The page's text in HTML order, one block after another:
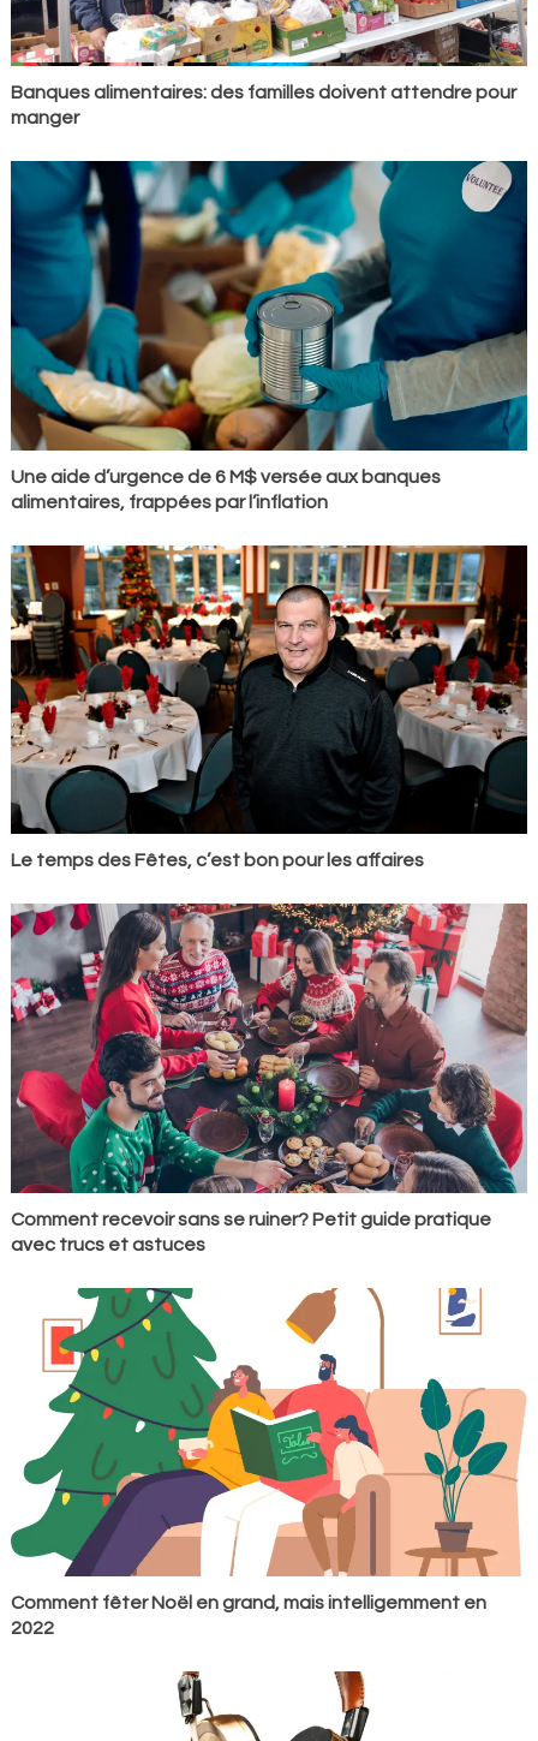
Banques alimentaires: des familles doivent attendre pour
manger
Une aide d’urgence de 6 M$ versée aux banques
alimentaires, frappées par l’inflation
Le temps des Fêtes, c’est bon pour les affaires
Comment recevoir sans se ruiner? Petit guide pratique
avec trucs et astuces
Comment fêter Noël en grand, mais intelligemment en
2022